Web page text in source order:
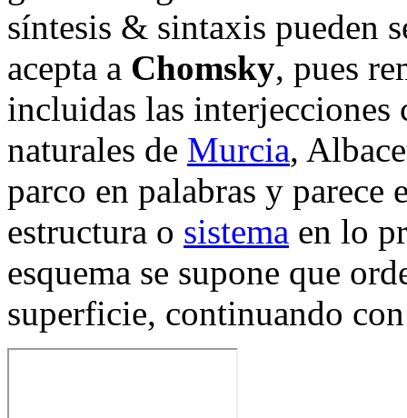
síntesis & sintaxis pueden
acepta a Chomsky, pues
incluidas las interjecciones
naturales de Murcia,
parco en palabras y parece
estructura o sistema en lo
esquema se supone que
superficie, continuando